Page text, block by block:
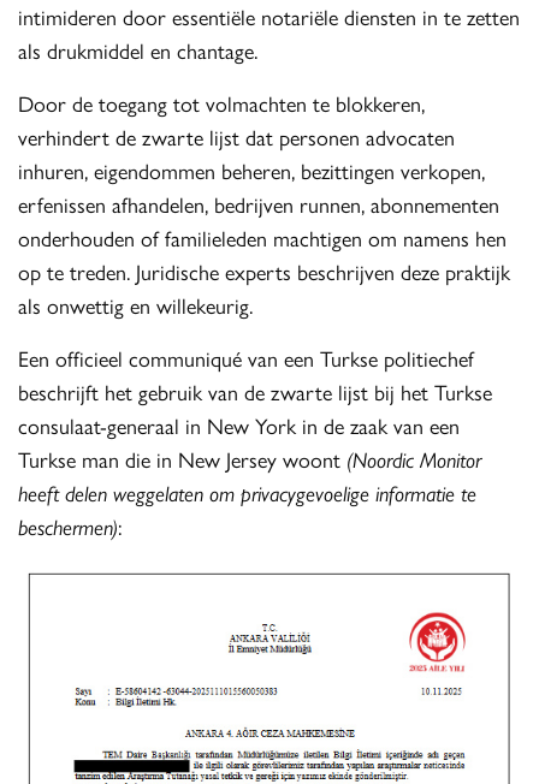
intimideren door essentiële notariële diensten in te zetten
als drukmiddel en chantage.
Door de toegang tot volmachten te blokkeren,
verhindert de zwarte lijst dat personen advocaten
inhuren, eigendommen beheren, bezittingen verkopen,
erfenissen afhandelen, bedrijven runnen, abonnementen
onderhouden of familieleden machtigen om namens hen
op te treden. Juridische experts beschrijven deze praktijk
als onwettig en willekeurig.
Een officieel communiqué van een Turkse politiechef
beschrijft het gebruik van de zwarte lijst bij het Turkse
consulaat-generaal in New York in de zaak van een
Turkse man die in New Jersey woont (Noordic Monitor
heeft delen weggelaten om privacygevoelige informatie te
beschermen):